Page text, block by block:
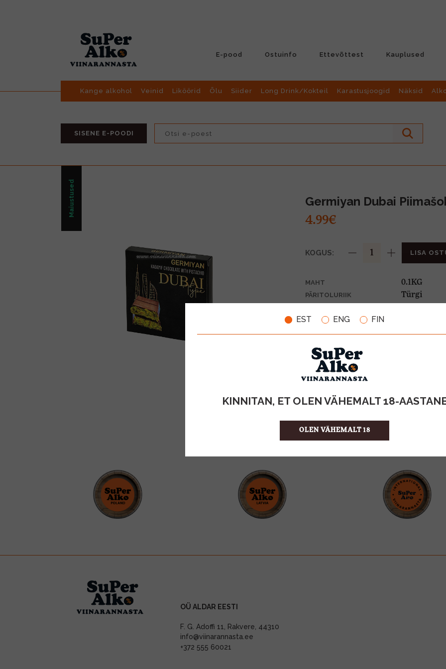
EST ENG FIN
KINNITAN, ET OLEN VÄHEMALT 18-
OLEN VÄHEMALT 18
E-pood Ostuinfo Ettevõttest Kauplused
Kange alkohol Veinid Liköörid Õlu Siider Long Drink/Kokteil Karastusjoogid Näksid
SISENE E-POODI
Maiustused Germiyan Dubai
4.99€
KOGUS: LISA
MAHT 0.1KG
PÄRITOLURIIK Türgi
KOOD
KOGUS KASTIS
OÜ ALDAR EESTI
F. G. Adoffi 11, Rakvere, 44310
info@viinarannasta.ee
+372 555 60021